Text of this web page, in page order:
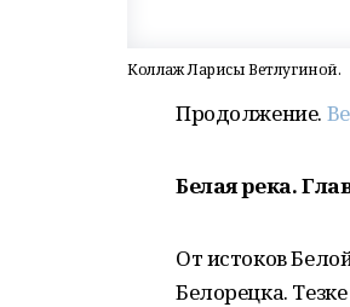
Коллаж Ларисы Ветлугиной.
Продолжение.
Белая река.
От истоков
Белорецка.